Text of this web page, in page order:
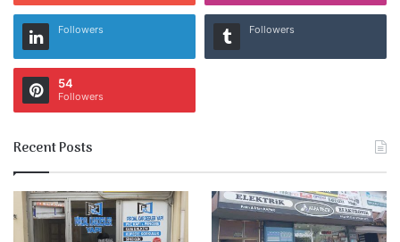
Followers Followers
54
Followers
Recent Posts